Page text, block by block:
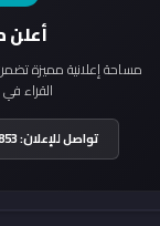
أعلن
مساحة إعلانية مميزة
القراء
تواصل للإعلان: 009647700526853